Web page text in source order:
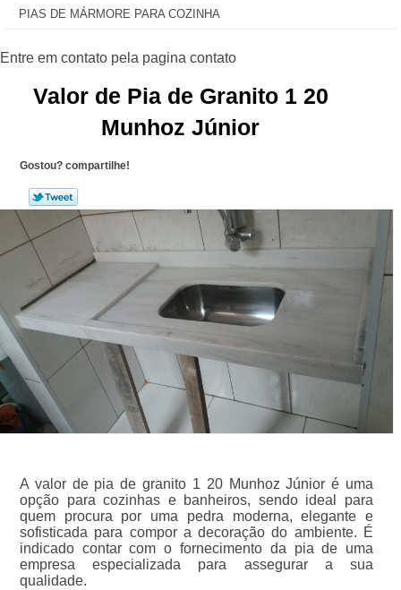
PIAS DE MÁRMORE PARA COZINHA
Valor de Pia de Granito 1 20
Munhoz Júnior
Gostou? compartilhe!
A valor de pia de granito 1 20 Munhoz Júnior é uma
opção para cozinhas e banheiros, sendo ideal para
quem procura por uma pedra moderna, elegante e
sofisticada para compor a decoração do ambiente. É
indicado contar com o fornecimento da pia de uma
empresa especializada para assegurar a sua
qualidade.